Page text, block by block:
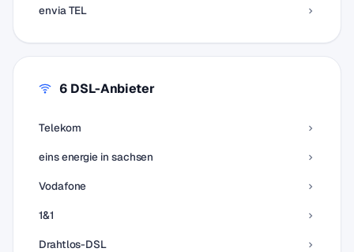
envia TEL
6 DSL-Anbieter
Telekom
eins energie in sachsen
Vodafone
1&1
Drahtlos-DSL